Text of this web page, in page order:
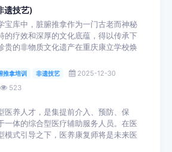
遗技艺)
宝库中，脏腑推拿作为一门古老而神秘
的疗效和深厚的文化底蕴，得以传承下
贵的非物质文化遗产在重庆康立学校焕
推拿培训 非遗技艺
2025-12-30
523
医养人才，是集提前介入、预防、保
一体的综合型医疗辅助服务人员。在医
模式引导之下，医养康复师将是未来医